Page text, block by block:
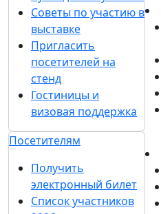
Советы по участию в
выставке
Пригласить
посетителей на
стенд
Гостиницы и
визовая поддержка
Посетителям
Получить
электронный билет
Список участников